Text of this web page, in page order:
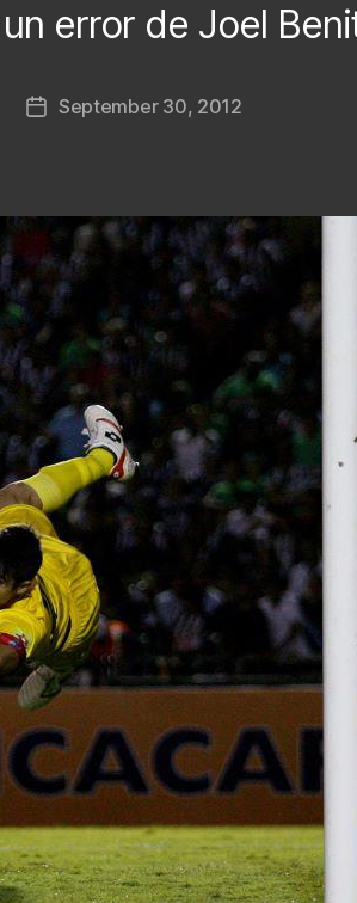
error de Joel
PostSeptember 30, 2012